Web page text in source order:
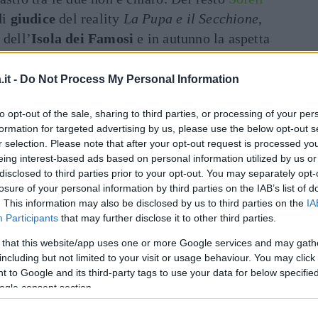
- Do Not Process My Personal Information
opt-out of the sale, sharing to third parties, or processing of your
for targeted advertising by us, please use the below opt-out
selection. Please note that after your opt-out request is processed
interest-based ads based on personal information utilized by us
to third parties prior to your opt-out. You may separately
of your personal information by third parties on the IAB’s list of
This information may also be disclosed by us to third parties on the
Participants that may further disclose it to other third parties.
that this website/app uses one or more Google services and may
but not limited to your visit or usage behaviour. You may
to Google and its third-party tags to use your data for below
consent section.
giudice del reality La Pupa e il Secchione,
Isola dei Famosi e in autunno la aspetta
Che non abbia ancora digerito l’uscita
a leggere dopo la pubblicità
non le manda a dire. A breve infatti ci
bella principessa. Uscita dalla casa con
di tantissime campagne
rivista spesso con altri ex concorrenti del
ritraggono con la bionda Soleil. Non resta
se dopo il like sorgerà una piccola